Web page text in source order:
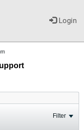
Login
Filter